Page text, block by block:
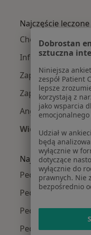
Najczęście
Choroby wieku
Infekcje dróg
Zapalenie oskrzeli
Zapalenie płuc w
Angina w Poznaniu
Więcej (15)
Więcej w
Najpopularniejsze
Pediatrzy z Allianz
Pediatrzy z PZU
Pediatrzy z Enel-
Pediatrzy z NFZ w
Dobrostan
sztuczna
Niniejsza
zespół Patient
lepsze
korzystają z
jako wsparcia
Udział w
będą
wyłącznie w
dotyczące
wyłącznie do
prawnych. Nie
bezpośrednio